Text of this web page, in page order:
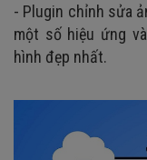
- Plugin chỉnh sửa
một số hiệu ứng
hình đẹp nhất.